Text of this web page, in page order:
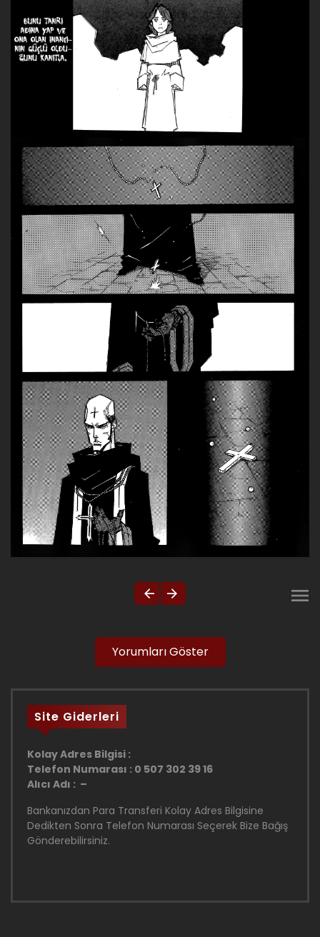
Yorumları Göster
Site Giderleri
Kolay Adres Bilgisi :
Telefon Numarası : 0 507 302 39 16
Alıcı Adı : –
Bankanızdan Para Transferi Kolay Adres Bilgisine
Dedikten Sonra Telefon Numarası Seçerek Bize Bağış
Gönderebilirsiniz.